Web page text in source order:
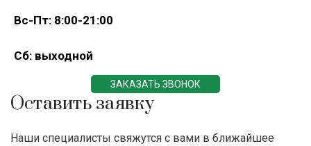
Вс-Пт: 8:00-21:00
Сб: выходной
ЗАКАЗАТЬ ЗВОНОК
Оставить заявку
Наши специалисты свяжутся с вами в ближайшее